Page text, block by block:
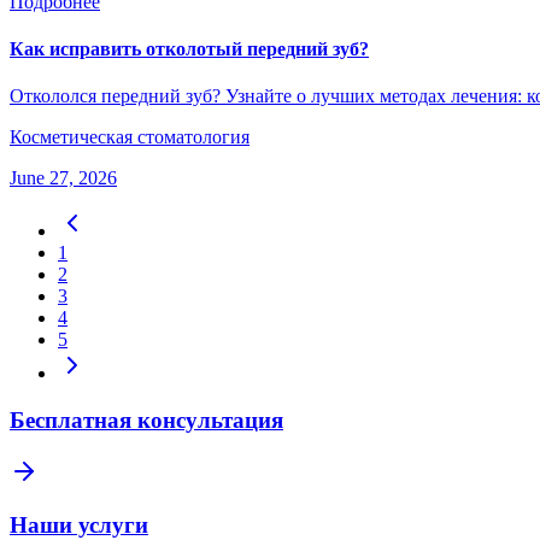
Как исправить отколотый передний зуб?
Откололся передний зуб? Узнайте о лучших методах
Косметическая стоматология
June 27, 2026
1
2
3
4
5
Бесплатная консультация
Наши услуги